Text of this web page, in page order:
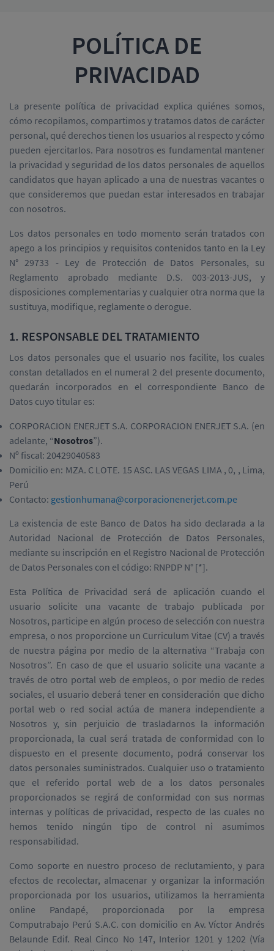
POLÍTICA DE
PRIVACIDAD
La presente política de privacidad explica quiénes somos,
cómo recopilamos, compartimos y tratamos datos de carácter
personal, qué derechos tienen los usuarios al respecto y cómo
pueden ejercitarlos. Para nosotros es fundamental mantener
la privacidad y seguridad de los datos personales de aquellos
candidatos que hayan aplicado a una de nuestras vacantes o
que consideremos que puedan estar interesados en trabajar
con nosotros.
Los datos personales en todo momento serán tratados con
apego a los principios y requisitos contenidos tanto en la Ley
N° 29733 - Ley de Protección de Datos Personales, su
Reglamento aprobado mediante D.S. 003-2013-JUS, y
disposiciones complementarias y cualquier otra norma que la
sustituya, modifique, reglamente o derogue.
1. RESPONSABLE DEL TRATAMIENTO
Los datos personales que el usuario nos facilite, los cuales
constan detallados en el numeral 2 del presente documento,
quedarán incorporados en el correspondiente Banco de
Datos cuyo titular es:
CORPORACION ENERJET S.A. CORPORACION ENERJET S.A. (en
adelante, “Nosotros”).
Nº fiscal: 20429040583
Domicilio en: MZA. C LOTE. 15 ASC. LAS VEGAS LIMA , 0, , Lima,
Perú
Contacto: gestionhumana@corporacionenerjet.com.pe
La existencia de este Banco de Datos ha sido declarada a la
Autoridad Nacional de Protección de Datos Personales,
mediante su inscripción en el Registro Nacional de Protección
de Datos Personales con el código: RNPDP N° [*].
Esta Política de Privacidad será de aplicación cuando el
usuario solicite una vacante de trabajo publicada por
Nosotros, participe en algún proceso de selección con nuestra
empresa, o nos proporcione un Curriculum Vitae (CV) a través
de nuestra página por medio de la alternativa “Trabaja con
Nosotros”. En caso de que el usuario solicite una vacante a
través de otro portal web de empleos, o por medio de redes
sociales, el usuario deberá tener en consideración que dicho
portal web o red social actúa de manera independiente a
Nosotros y, sin perjuicio de trasladarnos la información
proporcionada, la cual será tratada de conformidad con lo
dispuesto en el presente documento, podrá conservar los
datos personales suministrados. Cualquier uso o tratamiento
que el referido portal web de a los datos personales
proporcionados se regirá de conformidad con sus normas
internas y políticas de privacidad, respecto de las cuales no
hemos tenido ningún tipo de control ni asumimos
responsabilidad.
Como soporte en nuestro proceso de reclutamiento, y para
efectos de recolectar, almacenar y organizar la información
proporcionada por los usuarios, utilizamos la herramienta
online Pandapé, proporcionada por la empresa
Computrabajo Perú S.A.C. con domicilio en Av. Víctor Andrés
Belaunde Edif. Real Cinco No 147, Interior 1201 y 1202 (Vía